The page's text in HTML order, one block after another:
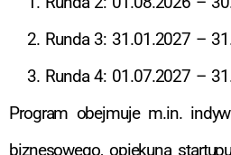
Runda 3: 31.01.2027 –
Runda 4: 01.07.2027 –
Program obejmuje m.in.
biznesowego, opiekuna